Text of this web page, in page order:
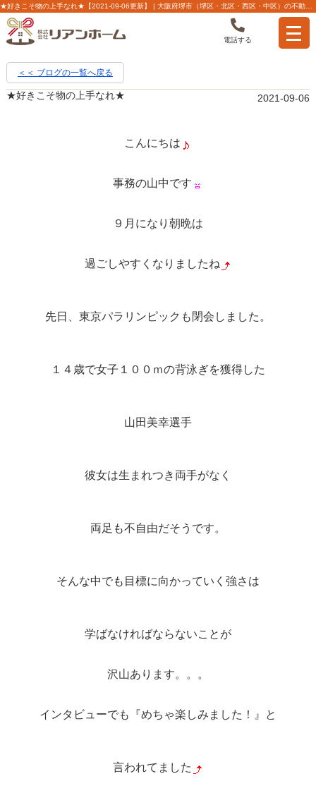
電話する
＜＜ ブログの一覧へ戻る
★好きこそ物の上手なれ★ 2021-09-06
こんにちは
事務の山中です
９月になり朝晩は
過ごしやすくなりましたね
先日、東京パラリンピックも閉会しました。
１４歳で女子１００ｍの背泳ぎを獲得した
山田美幸選手
彼女は生まれつき両手がなく
両足も不自由だそうです。
そんな中でも目標に向かっていく強さは
学ばなければならないことが
沢山あります。。。
インタビューでも『めちゃ楽しみました！』と
言われてました